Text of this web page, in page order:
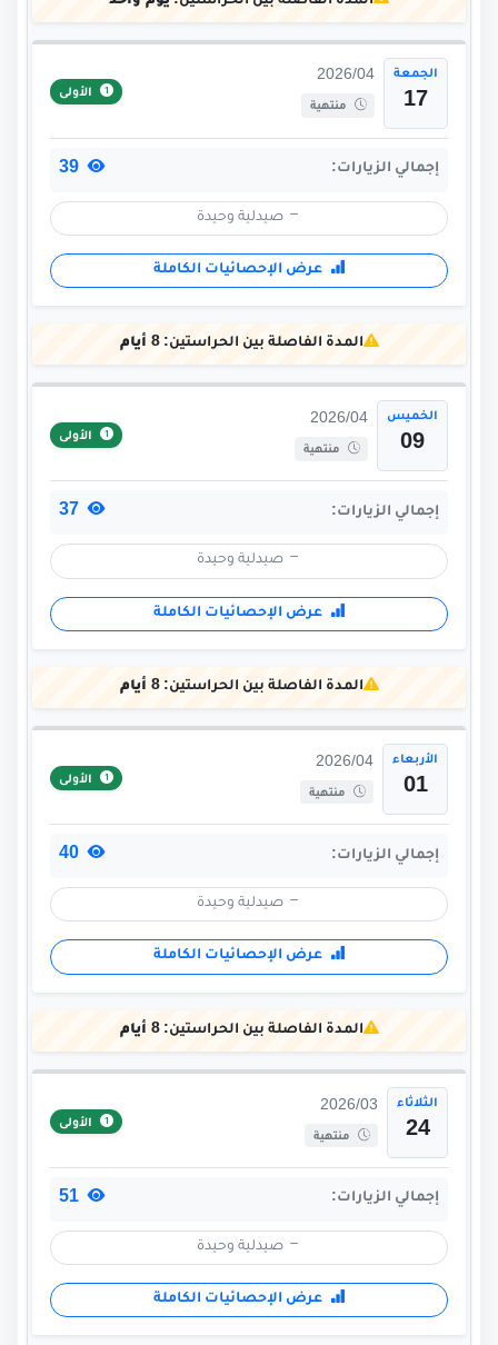
الجمعة
17
2026/04
منتهية
الأولى
إجمالي الزيارات:
صيدلية وحيدة
عرض الإحصائيات الكاملة
المدة الفاصلة بين الحراستين:8 أيام
الخميس
09
2026/04
منتهية
الأولى
إجمالي الزيارات:
صيدلية وحيدة
عرض الإحصائيات الكاملة
المدة الفاصلة بين الحراستين:8 أيام
الأربعاء
01
2026/04
منتهية
الأولى
إجمالي الزيارات:
صيدلية وحيدة
عرض الإحصائيات الكاملة
المدة الفاصلة بين الحراستين:8 أيام
الثلاثاء
24
2026/03
منتهية
الأولى
إجمالي الزيارات:
صيدلية وحيدة
عرض الإحصائيات الكاملة